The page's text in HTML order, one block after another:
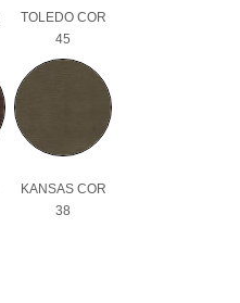
TOLEDO COR
45
KANSAS COR
38